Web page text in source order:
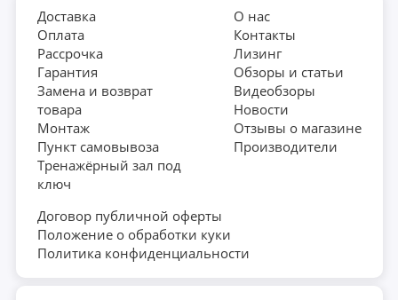
Доставка
Оплата
Рассрочка
Гарантия
Замена и возврат
товара
Монтаж
Пункт самовывоза
Тренажёрный зал под
ключ
О нас
Контакты
Лизинг
Обзоры и статьи
Видеобзоры
Новости
Отзывы о магазине
Производители
Договор публичной оферты
Положение о обработки куки
Политика конфиденциальности